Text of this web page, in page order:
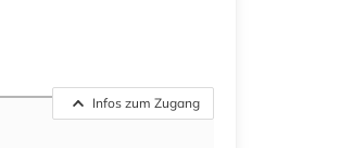
Infos zum Zugang